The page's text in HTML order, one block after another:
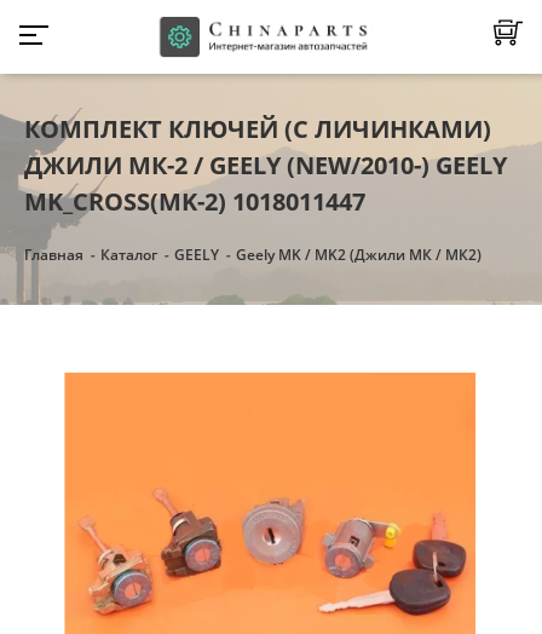
КОМПЛЕКТ КЛЮЧЕЙ (С ЛИЧИНКАМИ)
ДЖИЛИ МК-2 / GEELY (NEW/2010-) GEELY
MK_CROSS(MK-2) 1018011447
Главная Каталог GEELY Geely MK / MK2 (Джили МК / МК2)